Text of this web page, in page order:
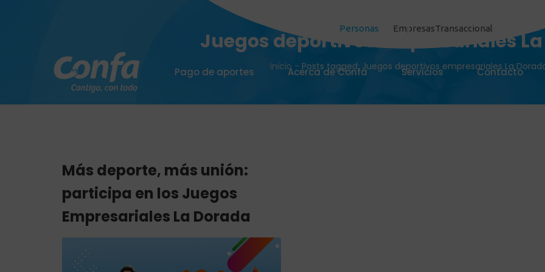
Personas EmpresasTransaccional
Pago de aportes Acerca de Confa Servicios Contacto
Juegos deportivos empresariales
Inicio - Posts tagged: Juegos deportivos empresariales La
Más deporte, más unión:
participa en los Juegos
Empresariales La Dorada